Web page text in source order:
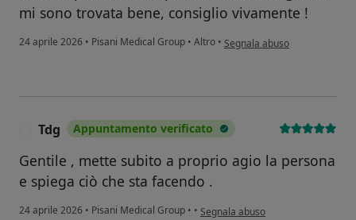
mi sono trovata bene, consiglio vivamente !
24 aprile 2026 • Pisani Medical Group • Altro • secondo l'opinione dell'utente
Segnala abuso
Tdg Appuntamento verificato
Gentile , mette subito a proprio agio la persona
e spiega ciò che sta facendo .
24 aprile 2026 • Pisani Medical Group • • secondo l'opinione dell'utente Tdg
Segnala abuso